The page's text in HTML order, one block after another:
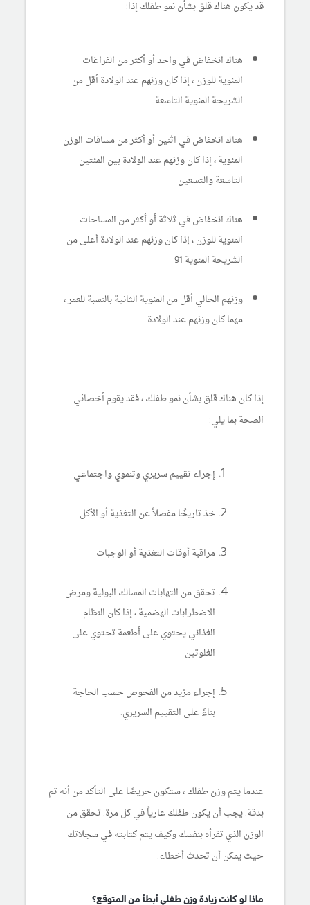
قد يكون هناك قلق بشأن نمو طفلك إذا:
هناك انخفاض في واحد أو أكثر من الفراغات
المئوية للوزن ، إذا كان وزنهم عند الولادة أقل من
الشريحة المئوية التاسعة
هناك انخفاض في اثنين أو أكثر من مسافات الوزن
المئوية ، إذا كان وزنهم عند الولادة بين المئتين
التاسعة والتسعين
هناك انخفاض في ثلاثة أو أكثر من المساحات
المئوية للوزن ، إذا كان وزنهم عند الولادة أعلى من
الشريحة المئوية 91
وزنهم الحالي أقل من المئوية الثانية بالنسبة للعمر ،
مهما كان وزنهم عند الولادة.
إذا كان هناك قلق بشأن نمو طفلك ، فقد يقوم أخصائي
الصحة بما يلي:
إجراء تقييم سريري وتنموي واجتماعي
خذ تاريخًا مفصلاً عن التغذية أو الأكل
مراقبة أوقات التغذية أو الوجبات
تحقق من التهابات المسالك البولية ومرض
الاضطرابات الهضمية ، إذا كان النظام
الغذائي يحتوي على أطعمة تحتوي على
الغلوتين
إجراء مزيد من الفحوص حسب الحاجة
بناءً على التقييم السريري.
عندما يتم وزن طفلك ، ستكون حريصًا على التأكد من أنه تم
بدقة. يجب أن يكون طفلك عارياً في كل مرة. تحقق من
الوزن الذي تقرأه بنفسك وكيف يتم كتابته في سجلاتك
حيث يمكن أن تحدث أخطاء.
ماذا لو كانت زيادة وزن طفلي أبطأ من المتوقع؟